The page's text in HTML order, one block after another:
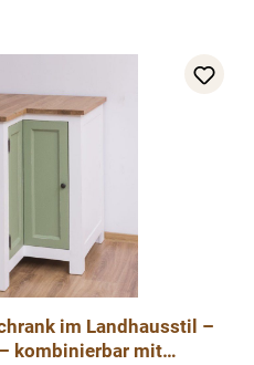
im Landhausstil –
kombinierbar mit